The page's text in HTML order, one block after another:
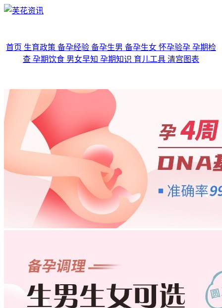
首页 生育政策 备孕经验 备孕生男 备孕生女 怀孕验孕 孕期检
查 孕期饮食 男女早知 孕期知识 育儿工具 清宫图表